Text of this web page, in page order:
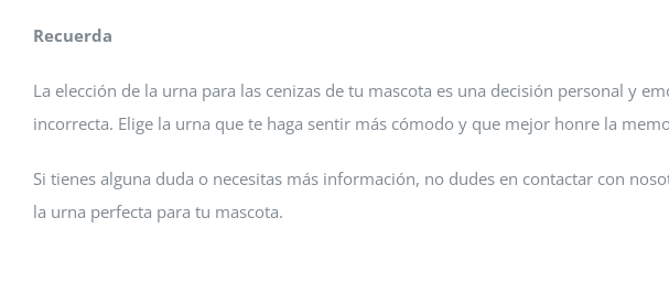
Recuerda
La elección de la urna para las cenizas de tu mascota es una decisión personal y
incorrecta. Elige la urna que te haga sentir más cómodo y que mejor honre la
Si tienes alguna duda o necesitas más información, no dudes en contactar con
la urna perfecta para tu mascota.